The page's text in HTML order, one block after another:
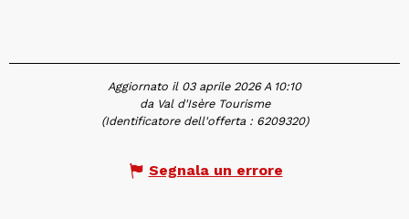
Aggiornato il 03 aprile 2026 A 10:10
da Val d'Isère Tourisme
(Identificatore dell'offerta : 6209320)
Segnala un errore